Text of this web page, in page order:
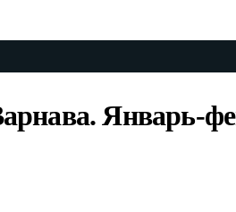
Январь-